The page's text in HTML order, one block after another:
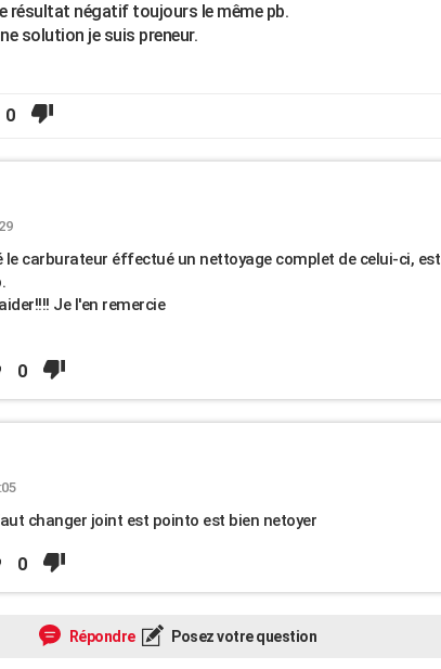
résultat négatif toujours le même pb.
solution je suis preneur.
0
le carburateur éffectué un nettoyage complet de celui-ci, est
Je l'en remercie
0
changer joint est pointo est bien netoyer
0
Répondre Posez votre question